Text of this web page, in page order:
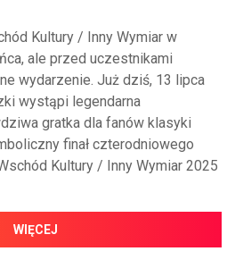
Kultury / Inny Wymiar w
ale przed uczestnikami
wydarzenie. Już dziś, 13 lipca
wystąpi legendarna
gratka dla fanów klasyki
finał czterodniowego
Kultury / Inny Wymiar 2025
WIĘCEJ